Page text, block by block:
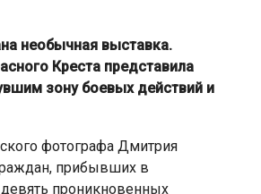
необычная выставка.
Креста представила
зону боевых действий и
фотографа Дмитрия
прибывших в
девять проникновенных